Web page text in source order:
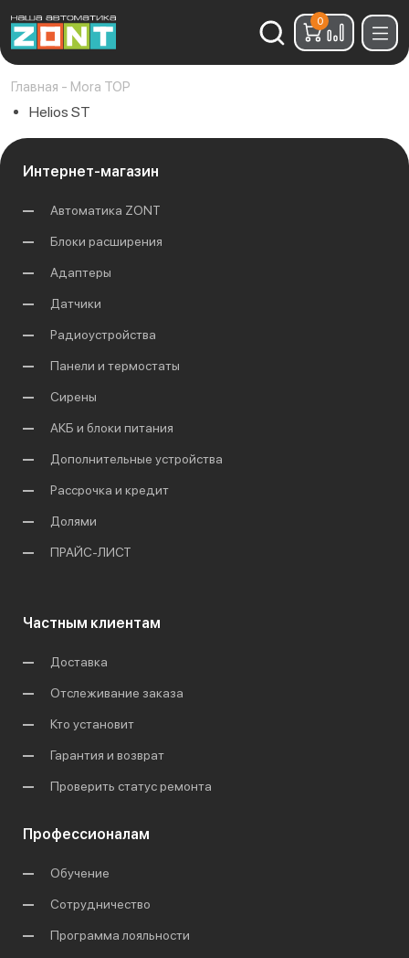
Найти:
0
Главная - Mora TOP
Helios ST
Интернет-магазин
Автоматика ZONT
Блоки расширения
Адаптеры
Датчики
Радиоустройства
Панели и термостаты
Сирены
АКБ и блоки питания
Дополнительные устройства
Рассрочка и кредит
Долями
ПРАЙС-ЛИСТ
Частным клиентам
Доставка
Отслеживание заказа
Кто установит
Гарантия и возврат
Проверить статус ремонта
Профессионалам
Обучение
Сотрудничество
Программа лояльности